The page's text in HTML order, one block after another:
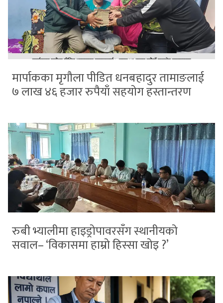
मार्पाकका मृगौला पीडित धनबहादुर तामाङलाई
७ लाख ४६ हजार रुपैयाँ सहयोग हस्तान्तरण
रुबी भ्यालीमा हाइड्रोपावरसँग स्थानीयको
सवाल– ‘विकासमा हाम्रो हिस्सा खोइ ?’